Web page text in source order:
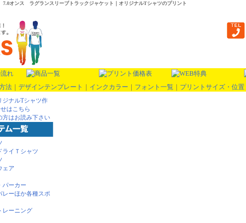
オンス ラグランスリーブトラックジャケット｜オリジナルTシャツのプリント
法 ｜ デザインテンプレート ｜ インクカラー ｜ フォント一覧 ｜ プリントサイズ・位置